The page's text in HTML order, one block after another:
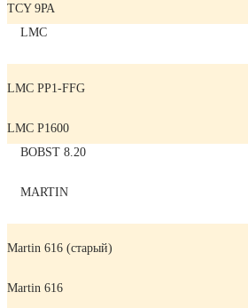
TCY 9РА
LMC
LMC PP1-FFG
LMC P1600
BOBST 8.20
MARTIN
Martin 616 (старый)
Martin 616